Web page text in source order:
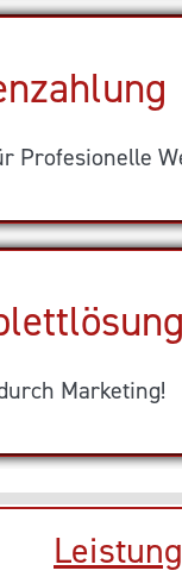
Profesionelle
Marketing!